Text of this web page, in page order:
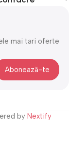
mai tari oferte
by Nextify